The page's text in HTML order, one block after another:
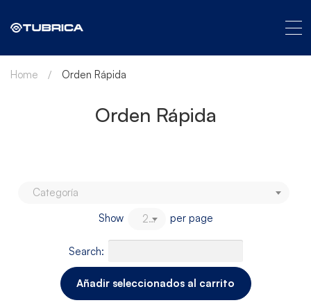
Orden Rápida
Home Orden Rápida
Categoría
Show
20 per page
Search: